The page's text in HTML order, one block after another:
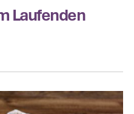
Laufenden